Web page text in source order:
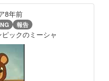
8年前
NG 報告
ックのミーシャ